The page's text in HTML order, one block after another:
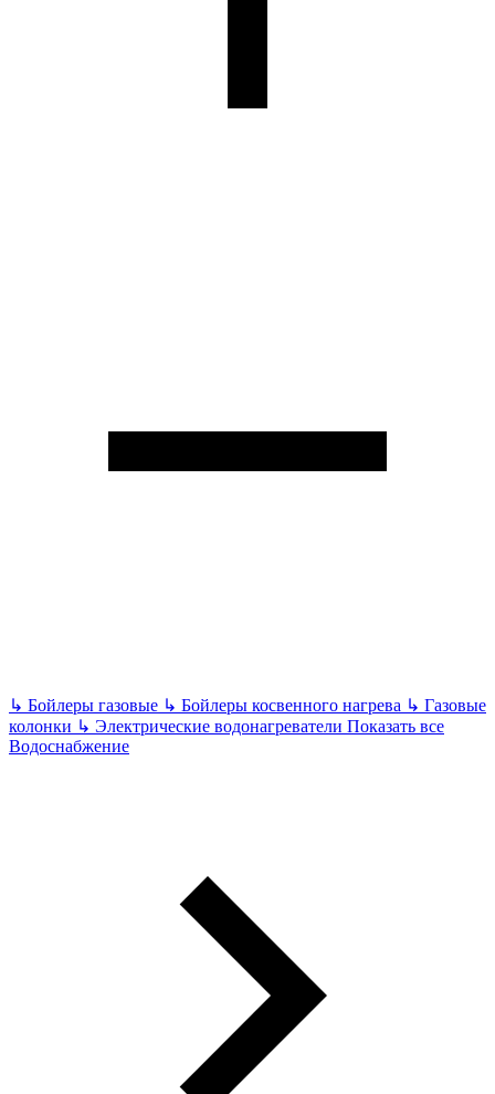
↳ Бойлеры газовые ↳ Бойлеры косвенного нагрева ↳ Газовые
колонки ↳ Электрические водонагреватели Показать все
Водоснабжение